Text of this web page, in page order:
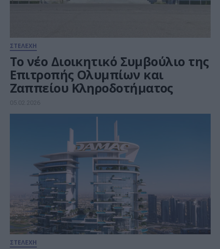
ΣΤΕΛΕΧΗ
Το νέο Διοικητικό Συμβούλιο της
Επιτροπής Ολυμπίων και
Ζαππείου Κληροδοτήματος
05.02.2026
ΣΤΕΛΕΧΗ